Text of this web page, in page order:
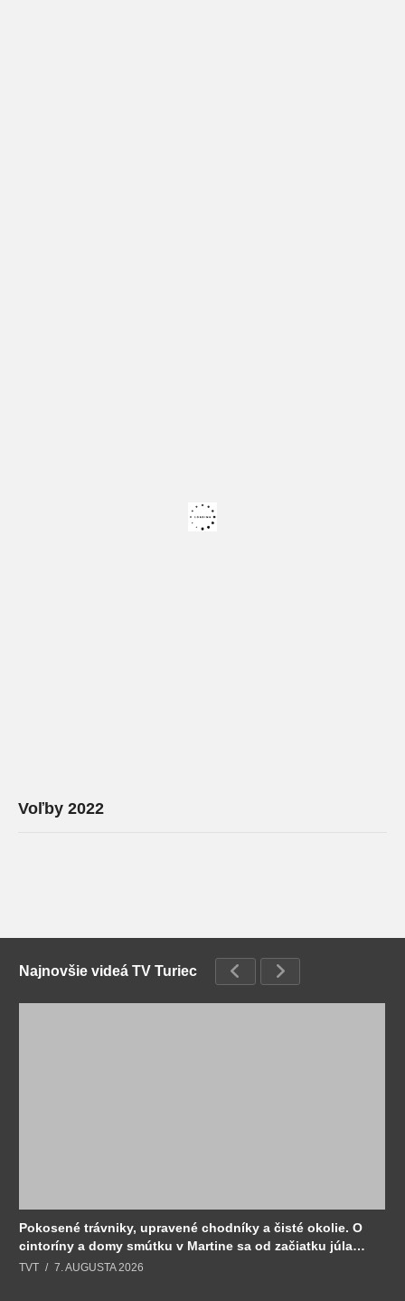
Voľby 2022
Najnovšie videá TV Turiec
Pokosené trávniky, upravené chodníky a čisté okolie. O
cintoríny a domy smútku v Martine sa od začiatku júla
stará Sociálny podnik.
TVT 7. AUGUSTA 2026